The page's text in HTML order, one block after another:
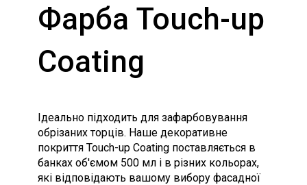
Фарба Touch-up
Coating
Ідеально підходить для зафарбовування
обрізаних торців. Наше декоративне
покриття Touch-up Coating поставляється в
банках об'ємом 500 мл і в різних кольорах,
які відповідають вашому вибору фасадної